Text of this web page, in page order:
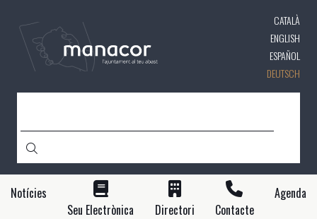
CATALÀ
ENGLISH
ESPAÑOL
DEUTSCH
Notícies
Seu Electrònica
Directori Contacte
Agenda